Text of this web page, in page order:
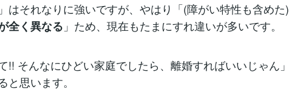
はそれなりに強いですが、やはり「(障がい特性も含めた)
全く異なる 」ため、現在もたまにすれ違いが多いです。
!! そんなにひどい家庭でしたら、離婚すればいいじゃん」
と思います。